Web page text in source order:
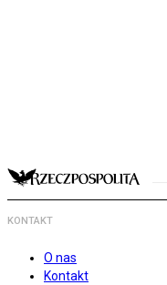
KONTAKT
O nas
Kontakt